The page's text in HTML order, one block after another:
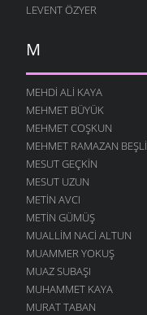
LEVENT ÖZYER
M
MEHDI ALI KAYA
MEHMET BÜYÜK
MEHMET COŞKUN
MEHMET RAMAZAN BEŞLI
MESUT GEÇKIN
MESUT UZUN
METIN AVCI
METIN GÜMÜŞ
MUALLIM NACI ALTUN
MUAMMER YOKUŞ
MUAZ SUBAŞI
MUHAMMET KAYA
MURAT TABAN